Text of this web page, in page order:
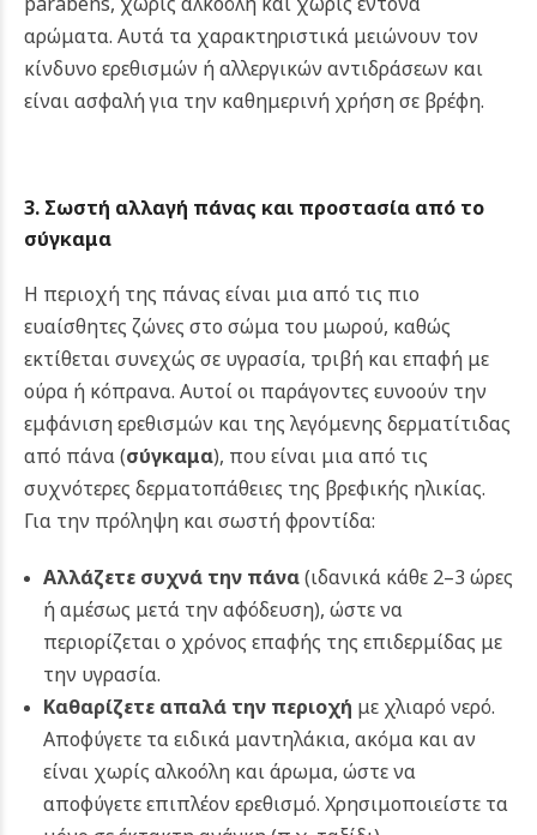
αρώματα. Αυτά τα χαρακτηριστικά μειώνουν τον
κίνδυνο ερεθισμών ή αλλεργικών αντιδράσεων και
είναι ασφαλή για την καθημερινή χρήση σε βρέφη.
3. Σωστή αλλαγή πάνας και προστασία από το
σύγκαμα
Η περιοχή της πάνας είναι μια από τις πιο
ευαίσθητες ζώνες στο σώμα του μωρού, καθώς
εκτίθεται συνεχώς σε υγρασία, τριβή και επαφή με
ούρα ή κόπρανα. Αυτοί οι παράγοντες ευνοούν την
εμφάνιση ερεθισμών και της λεγόμενης δερματίτιδας
από πάνα (σύγκαμα), που είναι μια από τις
συχνότερες δερματοπάθειες της βρεφικής ηλικίας.
Για την πρόληψη και σωστή φροντίδα:
Αλλάζετε συχνά την πάνα(ιδανικά κάθε 2–3 ώρες
ή αμέσως μετά την αφόδευση), ώστε να
περιορίζεται ο χρόνος επαφής της επιδερμίδας με
την υγρασία.
Καθαρίζετε απαλά την περιοχή με χλιαρό νερό.
Αποφύγετε τα ειδικά μαντηλάκια, ακόμα και αν
είναι χωρίς αλκοόλη και άρωμα, ώστε να
αποφύγετε επιπλέον ερεθισμό. Χρησιμοποιείστε τα